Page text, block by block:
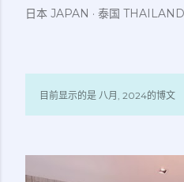
日本 JAPAN 泰国 THAILAND
博
文
目前显示的是 八月, 2024的博文